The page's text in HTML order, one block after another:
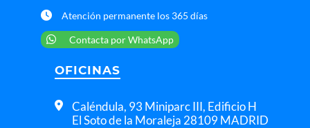
Atención permanente los 365 días
Contacta por WhatsApp
OFICINAS
Caléndula, 93 Miniparc III, Edificio H
El Soto de la Moraleja 28109 MADRID